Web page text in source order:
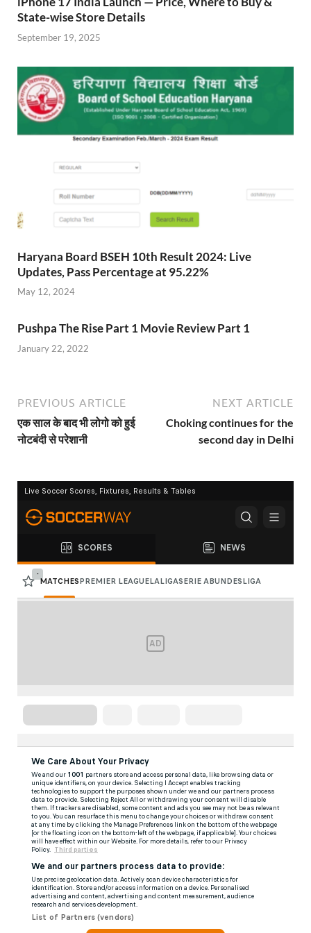
State-wise Store Details
September 19, 2025
Haryana Board BSEH 10th Result 2024: Live
Updates, Pass Percentage at 95.22%
May 12, 2024
Pushpa The Rise Part 1 Movie Review Part 1
January 22, 2022
PREVIOUS ARTICLE
एक साल के बाद भी लोगो को हुई
नोटबंदी से परेशानी
NEXT ARTICLE
Choking continues for the
second day in Delhi